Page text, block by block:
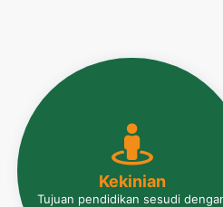
Kekinian
Tujuan pendidikan sesudi
Kekinian
Madrasah Alternative Pondok